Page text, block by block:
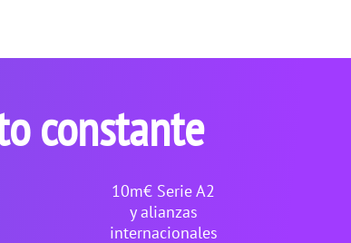
constante
10m€ Serie A2
y alianzas
internacionales